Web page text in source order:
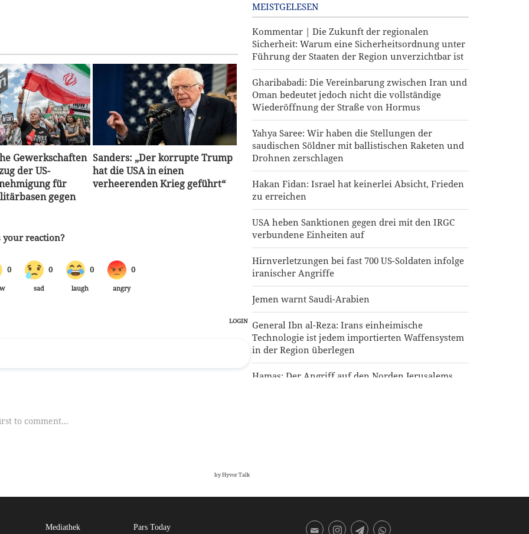
Gewerkschaften
der US-
für
gegen
Sanders: „Der korrupte Trump
hat die USA in einen
verheerenden Krieg geführt“
MEISTGELESEN
Kommentar | Die Zukunft der regionalen
Sicherheit: Warum eine Sicherheitsordnung unter
Führung der Staaten der Region unverzichtbar ist
Gharibabadi: Die Vereinbarung zwischen Iran und
Oman bedeutet jedoch nicht die vollständige
Wiederöffnung der Straße von Hormus
Yahya Saree: Wir haben die Stellungen der
saudischen Söldner mit ballistischen Raketen und
Drohnen zerschlagen
Hakan Fidan: Israel hat keinerlei Absicht, Frieden
zu erreichen
USA heben Sanktionen gegen drei mit den IRGC
verbundene Einheiten auf
Hirnverletzungen bei fast 700 US-Soldaten infolge
iranischer Angriffe
Jemen warnt Saudi-Arabien
General Ibn al-Reza: Irans einheimische
Technologie ist jedem importierten Waffensystem
in der Region überlegen
Hamas: Der Angriff auf den Norden Jerusalems
Mediathek Pars Today